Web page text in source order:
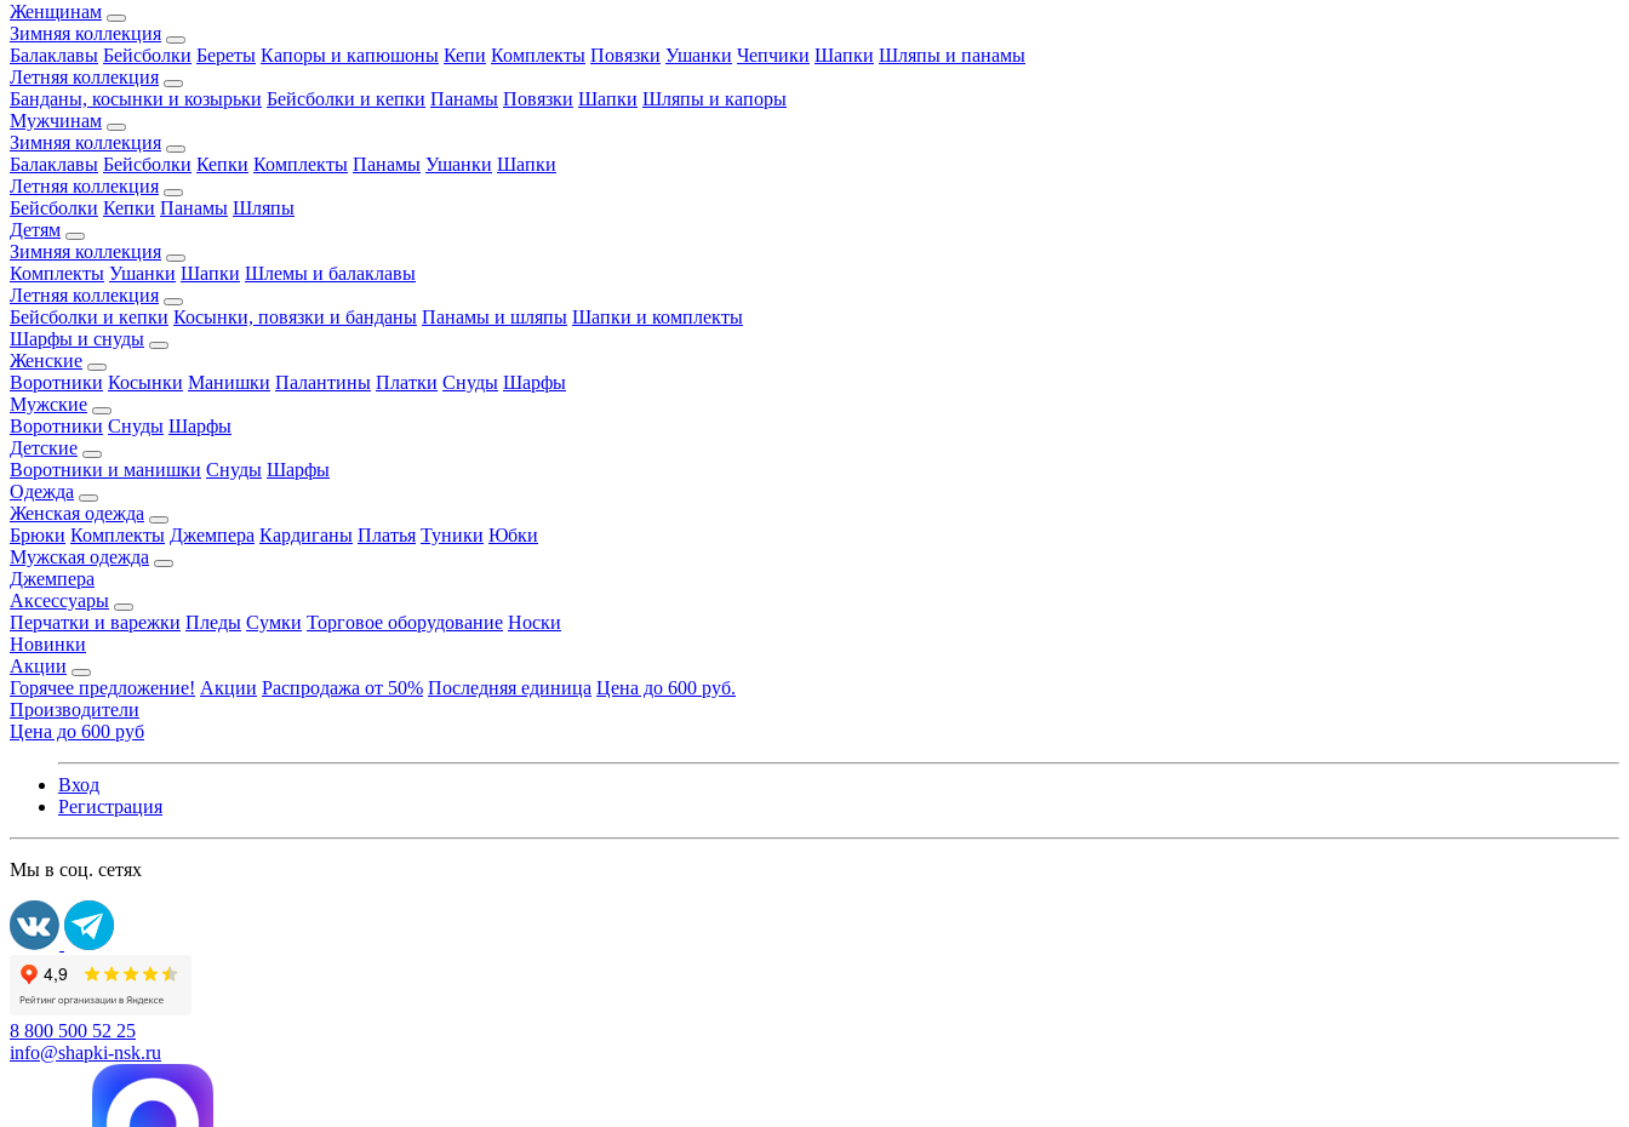
Женщинам
Зимняя коллекция
Балаклавы Бейсболки Береты Капоры и капюшоны Кепи Комплекты Повязки Ушанки Чепчики Шапки Шляпы и панамы
Летняя коллекция
Банданы, косынки и козырьки Бейсболки и кепки Панамы Повязки Шапки Шляпы и капоры
Мужчинам
Зимняя коллекция
Балаклавы Бейсболки Кепки Комплекты Панамы Ушанки Шапки
Летняя коллекция
Бейсболки Кепки Панамы Шляпы
Детям
Зимняя коллекция
Комплекты Ушанки Шапки Шлемы и балаклавы
Летняя коллекция
Бейсболки и кепки Косынки, повязки и банданы Панамы и шляпы Шапки и комплекты
Шарфы и снуды
Женские
Воротники Косынки Манишки Палантины Платки Снуды Шарфы
Мужские
Воротники Снуды Шарфы
Детские
Воротники и манишки Снуды Шарфы
Одежда
Женская одежда
Брюки Комплекты Джемпера Кардиганы Платья Туники Юбки
Мужская одежда
Джемпера
Аксессуары
Перчатки и варежки Пледы Сумки Торговое оборудование Носки
Новинки
Акции
Горячее предложение! Акции Распродажа от 50% Последняя единица Цена до 600 руб.
Производители
Цена до 600 руб
Вход
Регистрация
Мы в соц. сетях
8 800 500 52 25
info@shapki-nsk.ru